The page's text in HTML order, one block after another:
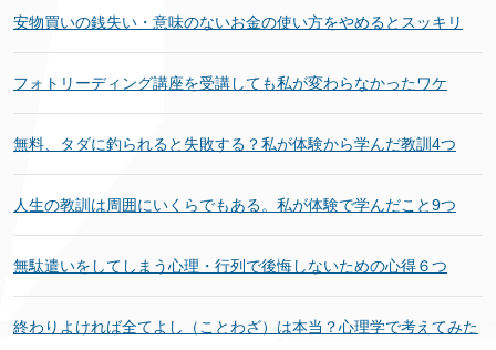
安物買いの銭失い・意味のないお金の使い方をやめるとスッキリ
フォトリーディング講座を受講しても私が変わらなかったワケ
無料、タダに釣られると失敗する？私が体験から学んだ教訓4つ
人生の教訓は周囲にいくらでもある。私が体験で学んだこと9つ
無駄遣いをしてしまう心理・行列で後悔しないための心得６つ
終わりよければ全てよし（ことわざ）は本当？心理学で考えてみた